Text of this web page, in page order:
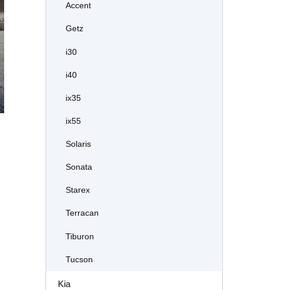
Accent
Getz
i30
i40
ix35
ix55
Solaris
Sonata
Starex
Terracan
Tiburon
Tucson
Kia